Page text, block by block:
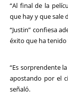
“Al final de la
que hay y que sale
“Justin” confiesa
éxito que ha tenido
“Es sorprendente
apostando por el
señaló.